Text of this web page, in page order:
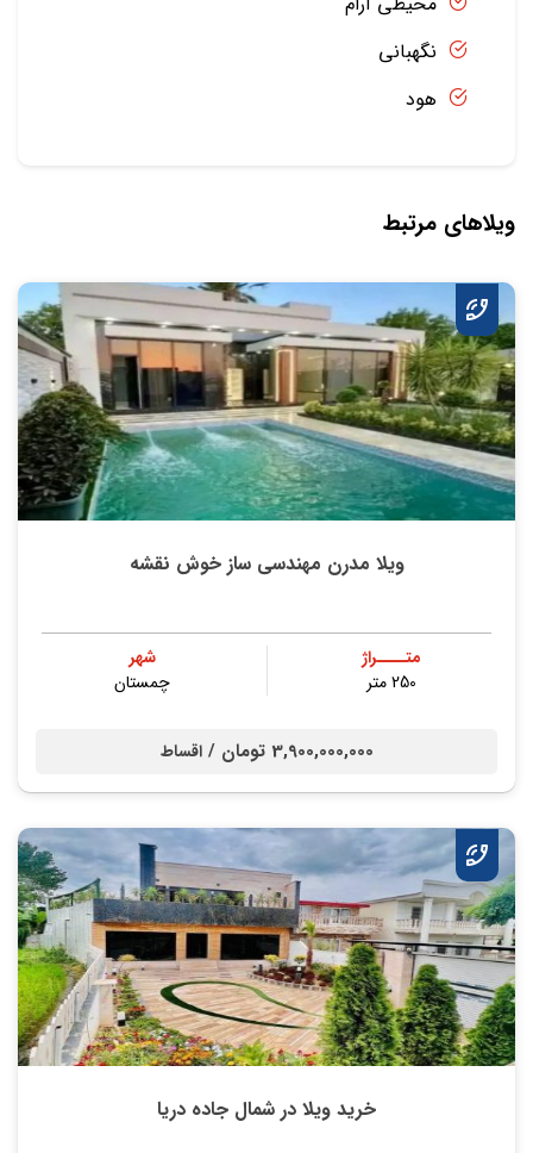
نگهبانی
هود
ویلاهای مرتبط
ویلا مدرن مهندسی ساز خوش نقشه
متــــراژ
250 متر
شهر
چمستان
3,900,000,000 تومان / اقساط
خرید ویلا در شمال جاده دریا